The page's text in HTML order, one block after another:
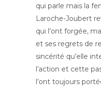
qui parle mais la
Laroche-Joubert
qui l’ont forgée,
et ses regrets de
sincérité qu’elle
l’action et cette
l’ont toujours